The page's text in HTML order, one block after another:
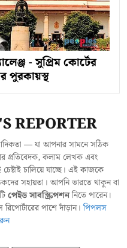
- সুপ্রিম কোর্টের
পুরকায়স্থ
REPORTER
— যা আপনার সামনে সঠিক
প্রতিবেদক, কলাম লেখক এবং
চালিয়ে যাচ্ছে। এই কাজকে
সহায়তা। আপনি ভারতে থাকুন বা
পেইড সাবস্ক্রিপশননিতে পারেন।
রিপোর্টারের পাশে দাঁড়ান।পিপলস